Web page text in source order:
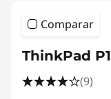
Comparar
ThinkPad
(9)